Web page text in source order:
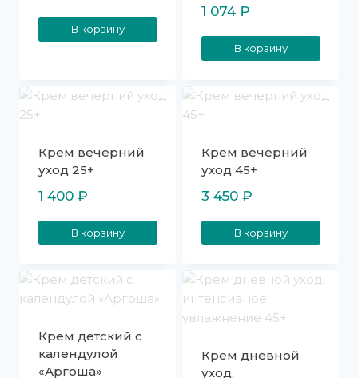
В корзину
1 074 ₽
В корзину
Крем вечерний
уход 25+
1 400 ₽
В корзину
Крем вечерний
уход 45+
3 450 ₽
В корзину
Крем детский с
календулой
«Аргоша»
Крем дневной
уход,